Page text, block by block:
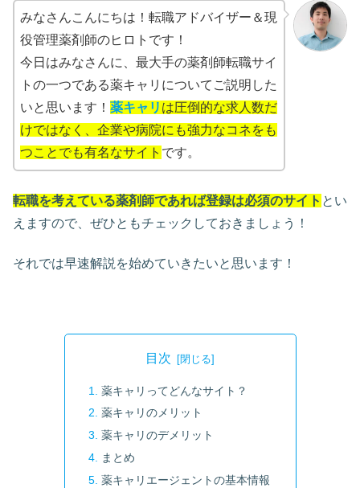
みなさんこんにちは！転職アドバイザー＆現
役管理薬剤師のヒロトです！
今日はみなさんに、最大手の薬剤師転職サイ
トの一つである薬キャリについてご説明した
いと思います！ 薬キャリ は圧倒的な求人数だ
けではなく、企業や病院にも強力なコネをも
つことでも有名なサイト です。
転職を考えている薬剤師であれば登録は必須のサイト とい
えますので、ぜひともチェックしておきましょう！
それでは早速解説を始めていきたいと思います！
目次
薬キャリってどんなサイト？
薬キャリのメリット
薬キャリのデメリット
まとめ
薬キャリエージェントの基本情報